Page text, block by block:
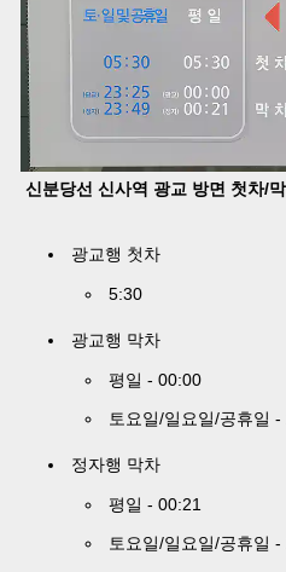
신분당선 신사역 광교 방면 첫차/
광교행 첫차
5:30
광교행 막차
평일 - 00:00
토요일/일요일/공휴일
정자행 막차
평일 - 00:21
토요일/일요일/공휴일